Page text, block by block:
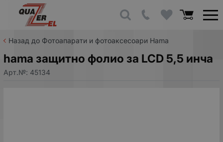
Назад до Фотоапарати и фотоаксесоари Hama
hama защитно фолио за LCD 5,5 инча
Арт.№: 45134